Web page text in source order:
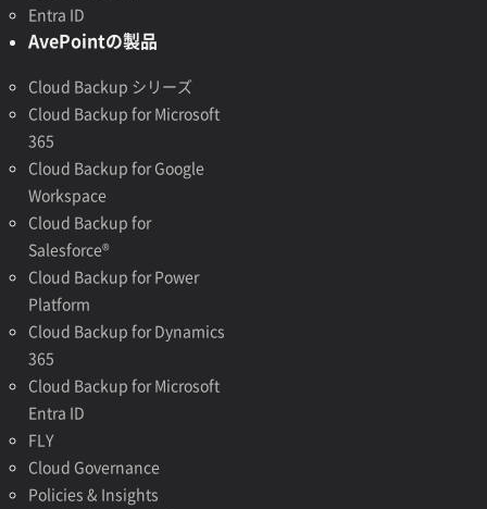
Entra ID
AvePointの製品
Cloud Backup シリーズ
Cloud Backup for Microsoft
365
Cloud Backup for Google
Workspace
Cloud Backup for
Salesforce®
Cloud Backup for Power
Platform
Cloud Backup for Dynamics
365
Cloud Backup for Microsoft
Entra ID
FLY
Cloud Governance
Policies & Insights